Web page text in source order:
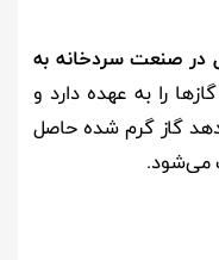
در صنعت سردخانه به
را به عهده دارد و
گاز گرم شده حاصل
می‌شود.